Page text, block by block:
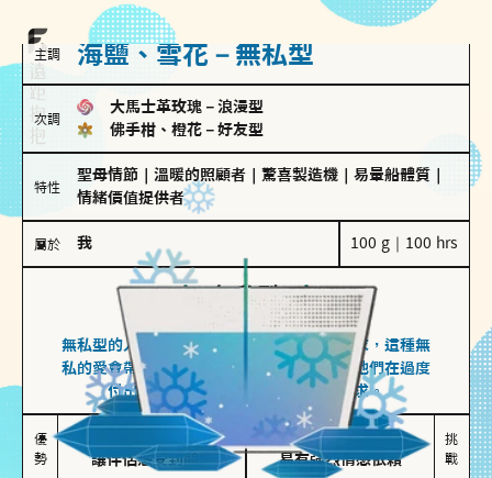
主調 海鹽、雪花－無私型
次調
大馬士革玫瑰 － 浪漫型
佛手柑、橙花 － 好友型
特性
聖母情節 溫暖的照顧者 驚喜製造機 易暈船體質
情緒價值提供者
屬於 我 100 g｜100 hrs
無私型
海鹽、雪花
無私型的人傾向用心呵護、滿足另一半的需求，這種無
私的愛會帶來緊密的關係連結，但也可能讓他們在過度
付出中迷失自我，忽略自己真正的需求。
優
勢
讓伴侶感受到關懷
較難設立界線
易有強烈情感依賴
挑
戰